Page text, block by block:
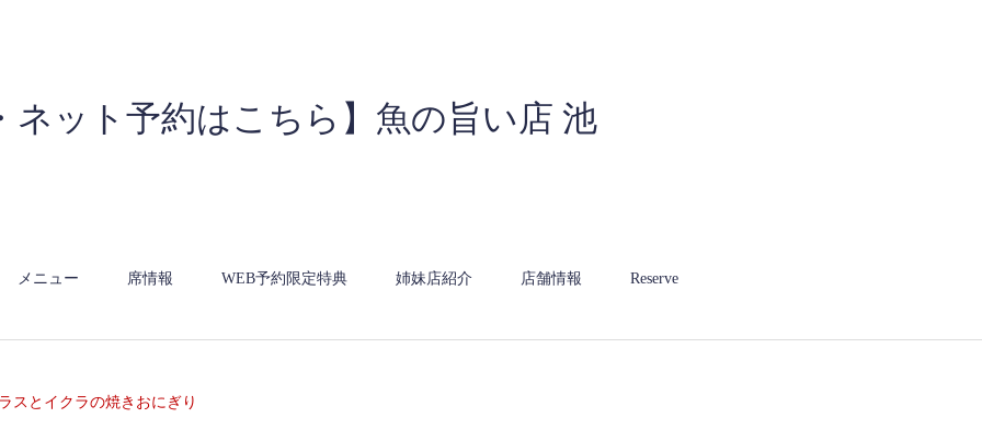
ネット予約はこちら】魚の旨い店 池
メニュー 席情報 WEB予約限定特典 姉妹店紹介 店舗情報 Reserve
スとイクラの焼きおにぎり